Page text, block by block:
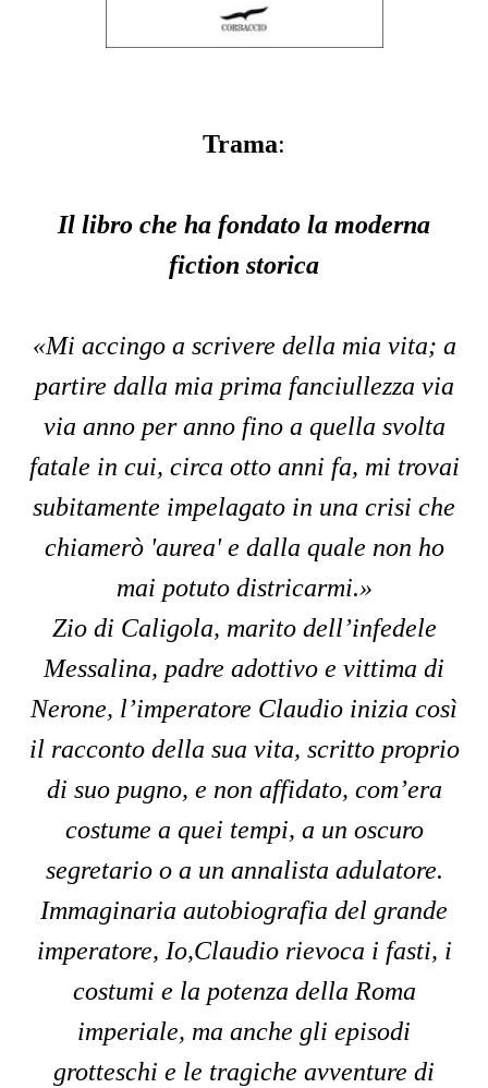
Trama:
Il libro che ha fondato la moderna
fiction storica
«Mi accingo a scrivere della mia vita; a
partire dalla mia prima fanciullezza via
via anno per anno fino a quella svolta
fatale in cui, circa otto anni fa, mi trovai
subitamente impelagato in una crisi che
chiamerò 'aurea' e dalla quale non ho
mai potuto districarmi.»
Zio di Caligola, marito dell’infedele
Messalina, padre adottivo e vittima di
Nerone, l’imperatore Claudio inizia così
il racconto della sua vita, scritto proprio
di suo pugno, e non affidato, com’era
costume a quei tempi, a un oscuro
segretario o a un annalista adulatore.
Immaginaria autobiografia del grande
imperatore, Io,Claudiorievoca i fasti, i
costumi e la potenza della Roma
imperiale, ma anche gli episodi
grotteschi e le tragiche avventure di